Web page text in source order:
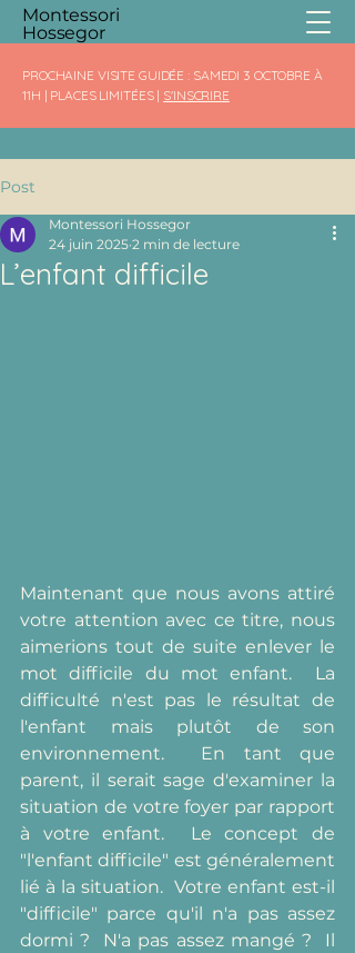
Montessori
Hossegor
PROCHAINE VISITE GUIDÉE : SAMEDI 3 OCTOBRE À
11H | PLACES LIMITÉES | S'INSCRIRE
Post
L’enfant difficile
Montessori Hossegor
24 juin 2025 2 min de lecture
Maintenant que nous avons attiré
votre attention avec ce titre, nous
aimerions tout de suite enlever le
mot difficile du mot enfant.  La
difficulté n'est pas le résultat de
l'enfant mais plutôt de son
environnement.  En tant que
parent, il serait sage d'examiner la
situation de votre foyer par rapport
à votre enfant.  Le concept de
"l'enfant difficile" est généralement
lié à la situation.  Votre enfant est-il
"difficile" parce qu'il n'a pas assez
dormi ?  N'a pas assez mangé ?  Il